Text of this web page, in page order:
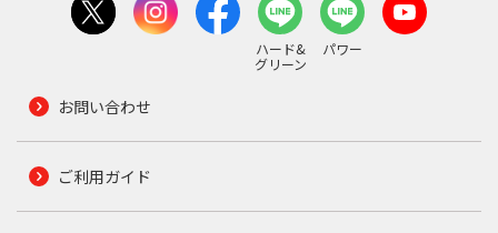
ハード&
グリーン
パワー
お問い合わせ
ご利用ガイド